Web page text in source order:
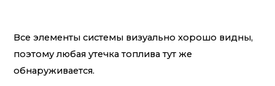
Все элементы системы визуально хорошо видны,
поэтому любая утечка топлива тут же
обнаруживается.